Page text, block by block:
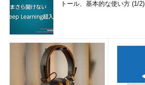
トール、基本的な使い方 (1/2)